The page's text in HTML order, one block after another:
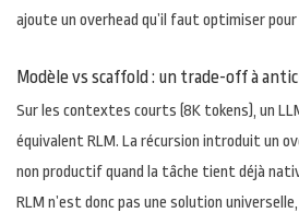
ajoute un overhead qu’il faut optimiser
Modèle vs scaffold : un trade-off à
Sur les contextes courts (8K tokens), un
équivalent RLM. La récursion introduit un
non productif quand la tâche tient déjà
RLM n’est donc pas une solution